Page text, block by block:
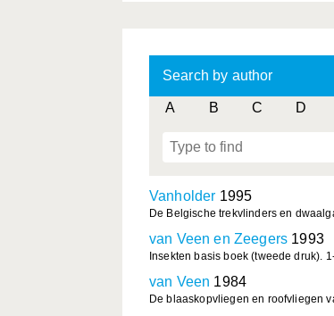
Search by author
A B C D
Vanholder 1995
De Belgische trekvlinders en
van Veen en Zeegers 1993
Insekten basis boek (tweede druk).
van Veen 1984
De blaaskopvliegen en roofvliegen